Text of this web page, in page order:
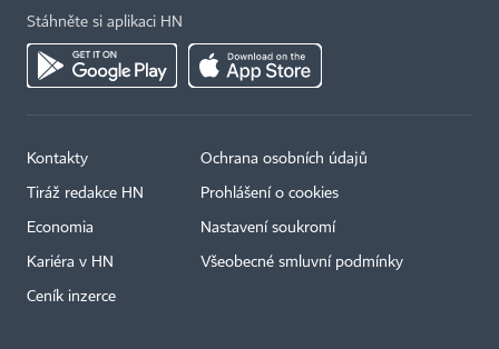
Stáhněte si aplikaci HN
Kontakty
Tiráž redakce HN
Economia
Kariéra v HN
Ceník inzerce
Ochrana osobních údajů
Prohlášení o cookies
Nastavení soukromí
Všeobecné smluvní podmínky